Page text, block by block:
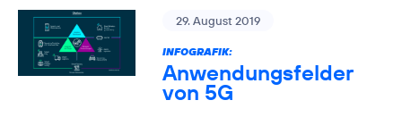
29. August 2019
INFOGRAFIK:
Anwendungsfelder
von 5G